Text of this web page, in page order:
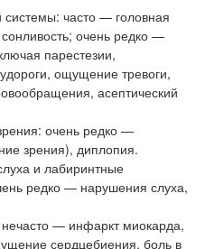
часто — головная
очень редко —
парестезии,
ощущение тревоги,
асептический
очень редко —
зрения), диплопия.
и лабиринтные
редко — нарушения слуха,
— инфаркт миокарда,
сердцебиения, боль в